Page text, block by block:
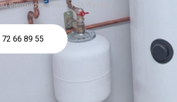
thermodynamique 150l Waziers
72 66 89 55